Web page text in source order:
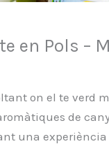
en Pols –
on el te verd
de
una